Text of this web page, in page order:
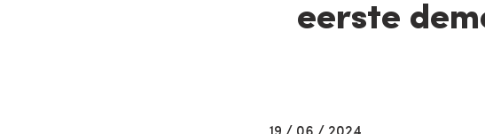
eerste